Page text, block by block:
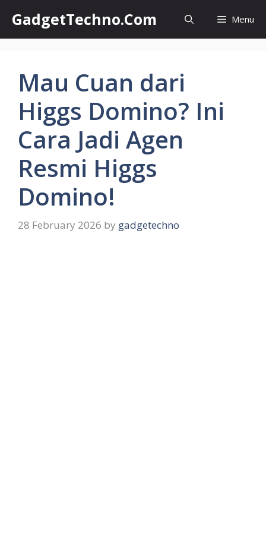
content
GadgetTechno.Com Menu
Mau Cuan dari
Higgs Domino? Ini
Cara Jadi Agen
Resmi Higgs
Domino!
28 February 2026 by gadgetechno